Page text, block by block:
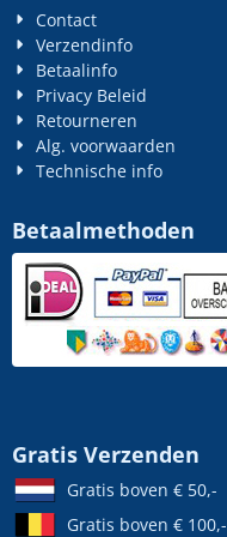
Contact
Verzendinfo
Betaalinfo
Privacy Beleid
Retourneren
Alg. voorwaarden
Technische info
Betaalmethoden
Gratis Verzenden
Gratis boven € 50,-
Gratis boven € 100,-